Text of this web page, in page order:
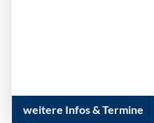
weitere Infos & Termine